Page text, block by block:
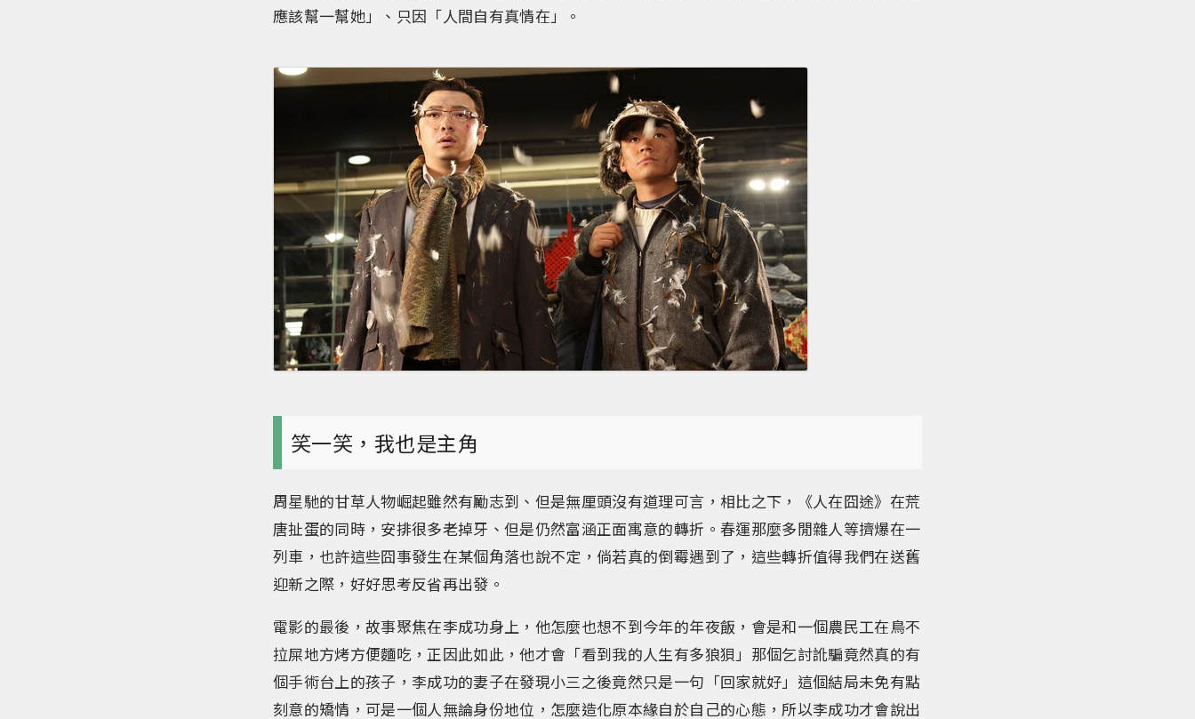
應該幫一幫她」、只因「人間自有真情在」。
笑一笑，我也是主角
周星馳的甘草人物崛起雖然有勵志到、但是無厘頭沒有道理可言，相比之下，《人在囧途》在荒
唐扯蛋的同時，安排很多老掉牙、但是仍然富涵正面寓意的轉折。春運那麼多閒雜人等擠爆在一
列車，也許這些囧事發生在某個角落也說不定，倘若真的倒霉遇到了，這些轉折值得我們在送舊
迎新之際，好好思考反省再出發。
電影的最後，故事聚焦在李成功身上，他怎麼也想不到今年的年夜飯，會是和一個農民工在鳥不
拉屎地方烤方便麵吃，正因此如此，他才會「看到我的人生有多狼狽」那個乞討訛騙竟然真的有
個手術台上的孩子，李成功的妻子在發現小三之後竟然只是一句「回家就好」這個結局未免有點
刻意的矯情，可是一個人無論身份地位，怎麼造化原本緣自於自己的心態，所以李成功才會說出